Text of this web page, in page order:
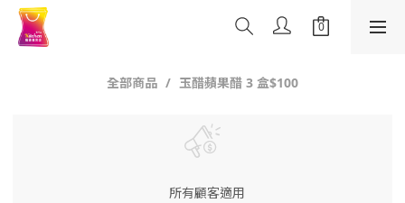
全部商品 玉醋蘋果醋 3 盒$100
所有顧客適用